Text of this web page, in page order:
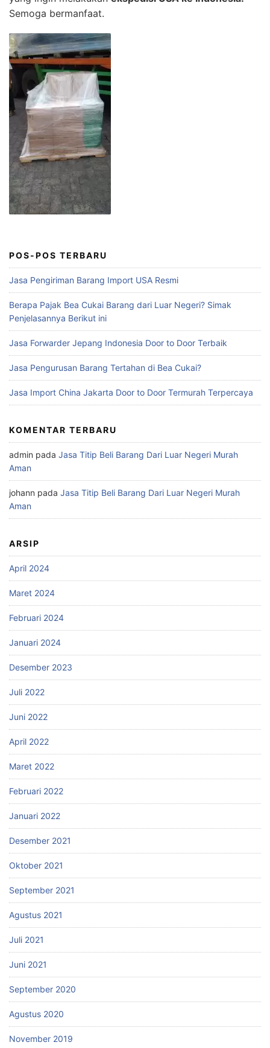
Semoga bermanfaat.
POS-POS TERBARU
Jasa Pengiriman Barang Import USA Resmi
Berapa Pajak Bea Cukai Barang dari Luar Negeri? Simak
Penjelasannya Berikut ini
Jasa Forwarder Jepang Indonesia Door to Door Terbaik
Jasa Pengurusan Barang Tertahan di Bea Cukai?
Jasa Import China Jakarta Door to Door Termurah Terpercaya
KOMENTAR TERBARU
admin pada Jasa Titip Beli Barang Dari Luar Negeri Murah
Aman
johann pada Jasa Titip Beli Barang Dari Luar Negeri Murah
Aman
ARSIP
April 2024
Maret 2024
Februari 2024
Januari 2024
Desember 2023
Juli 2022
Juni 2022
April 2022
Maret 2022
Februari 2022
Januari 2022
Desember 2021
Oktober 2021
September 2021
Agustus 2021
Juli 2021
Juni 2021
September 2020
Agustus 2020
November 2019